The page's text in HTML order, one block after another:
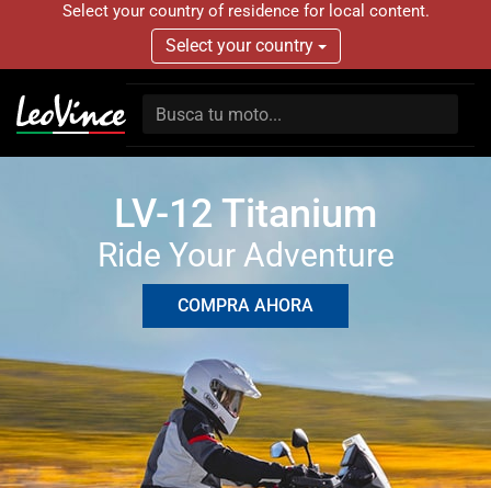
Select your country of residence for local content.
Select your country
LV-12 Titanium
Ride Your Adventure
COMPRA AHORA